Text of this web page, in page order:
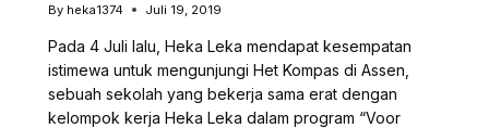
By heka1374 Juli 19, 2019
Pada 4 Juli lalu, Heka Leka mendapat kesempatan
istimewa untuk mengunjungi Het Kompas di Assen,
sebuah sekolah yang bekerja sama erat dengan
kelompok kerja Heka Leka dalam program “Voor